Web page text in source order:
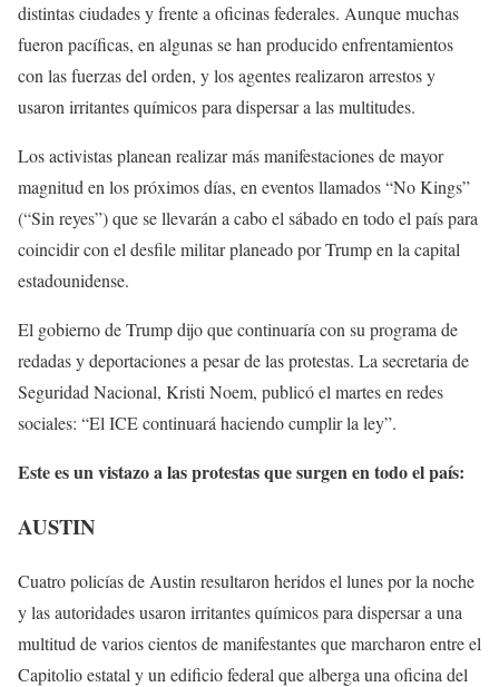
distintas ciudades y frente a oficinas federales. Aunque muchas
fueron pacíficas, en algunas se han producido enfrentamientos
con las fuerzas del orden, y los agentes realizaron arrestos y
usaron irritantes químicos para dispersar a las multitudes.
Los activistas planean realizar más manifestaciones de mayor
magnitud en los próximos días, en eventos llamados “No Kings”
(“Sin reyes”) que se llevarán a cabo el sábado en todo el país para
coincidir con el desfile militar planeado por Trump en la capital
estadounidense.
El gobierno de Trump dijo que continuaría con su programa de
redadas y deportaciones a pesar de las protestas. La secretaria de
Seguridad Nacional, Kristi Noem, publicó el martes en redes
sociales: “El ICE continuará haciendo cumplir la ley”.
Este es un vistazo a las protestas que surgen en todo el país:
AUSTIN
Cuatro policías de Austin resultaron heridos el lunes por la noche
y las autoridades usaron irritantes químicos para dispersar a una
multitud de varios cientos de manifestantes que marcharon entre el
Capitolio estatal y un edificio federal que alberga una oficina del